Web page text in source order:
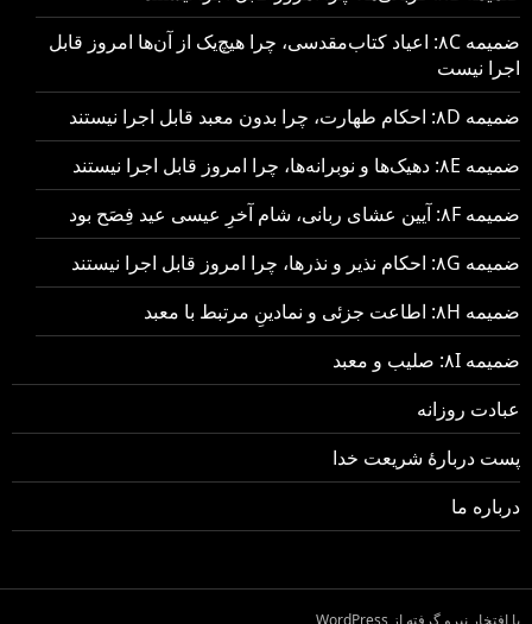
ضمیمه ۸C: اعیاد کتاب‌مقدسی، چرا هیچ‌یک از آن‌ها امروز قابل
اجرا نیست
ضمیمه ۸D: احکام طهارت، چرا بدون معبد قابل اجرا نیستند
ضمیمه ۸E: دهیک‌ها و نوبرانه‌ها، چرا امروز قابل اجرا نیستند
ضمیمه ۸F: آیین عشای ربانی، شام آخرِ عیسی عید فِصَح بود
ضمیمه ۸G: احکام نذیر و نذرها، چرا امروز قابل اجرا نیستند
ضمیمه ۸H: اطاعت جزئی و نمادینِ مرتبط با معبد
ضمیمه ۸I: صلیب و معبد
عبادت روزانه
پست دربارهٔ شریعت خدا
درباره ما
با افتخار نیرو گرفته از WordPress